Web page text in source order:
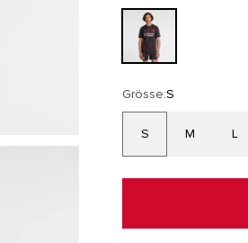
home
Grösse:S
S M L